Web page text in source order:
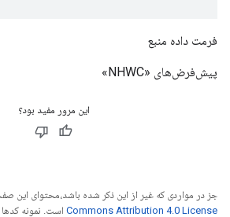
فرمت داده منبع
پیش‌فرض‌های «NHWC»
این مرور مفید بود؟
جز در مواردی که غیر از این ذکر شده باشد،‌محتوای این
Commons Attribution 4.0 License است. نمونه کدها